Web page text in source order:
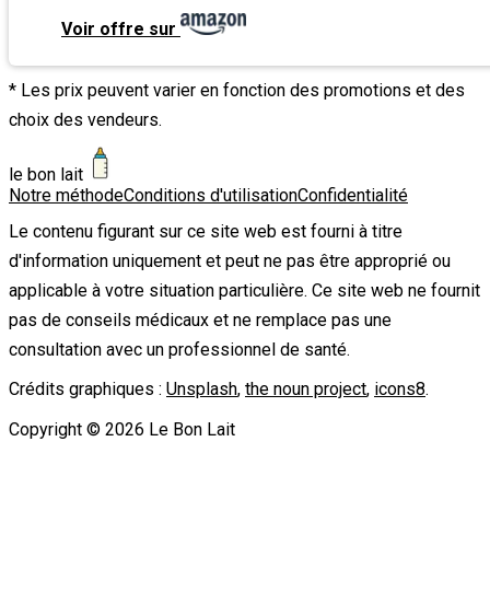
Voir offre sur
* Les prix peuvent varier en fonction des promotions et des
choix des vendeurs.
le bon lait
Notre méthodeConditions d'utilisationConfidentialité
Le contenu figurant sur ce site web est fourni à titre
d'information uniquement et peut ne pas être approprié ou
applicable à votre situation particulière. Ce site web ne fournit
pas de conseils médicaux et ne remplace pas une
consultation avec un professionnel de santé.
Crédits graphiques : Unsplash, the noun project, icons8.
Copyright © 2026 Le Bon Lait